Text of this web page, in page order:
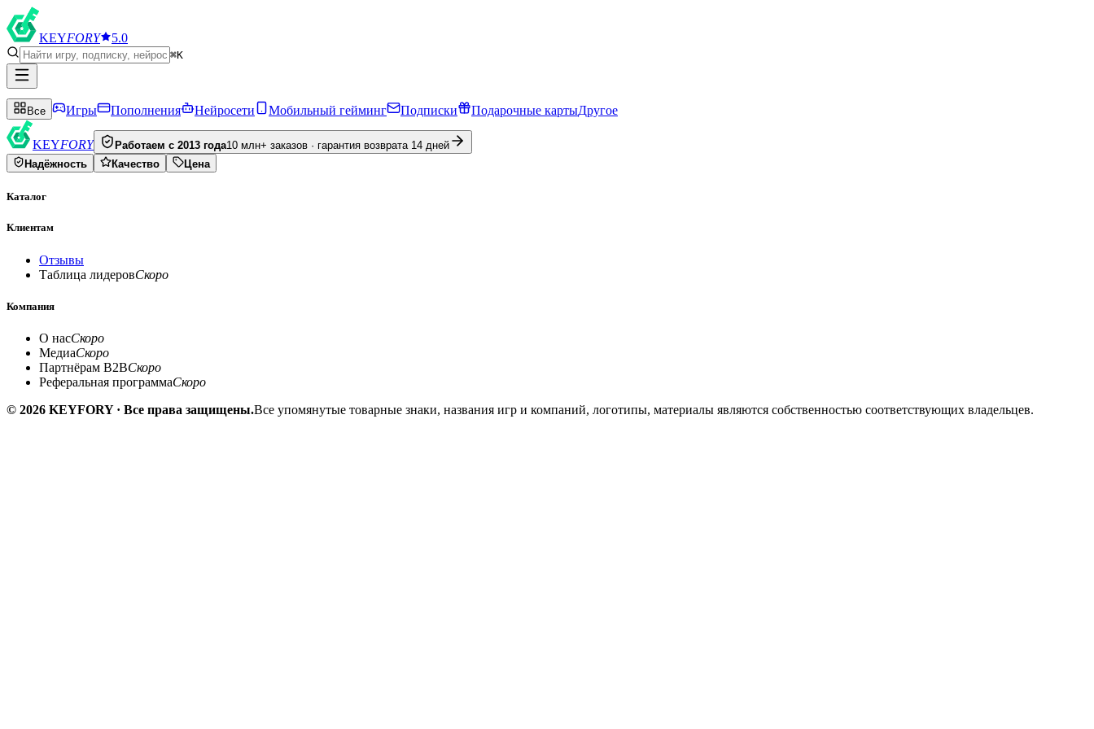
KEYFORY 5.0
⌘K
Все Игры Пополнения Нейросети Мобильный гейминг Подписки Подарочные картыДругое
KEYFORY Работаем с 2013 года10 млн+ заказов · гарантия возврата 14 дней
Надёжность
Качество Цена
Каталог
Клиентам
Отзывы
Таблица лидеровСкоро
Компания
О насСкоро
МедиаСкоро
Партнёрам B2BСкоро
Реферальная программаСкоро
© 2026 KEYFORY · Все права защищены.Все упомянутые товарные знаки, названия игр и компаний, логотипы, материалы являются собственностью соответствующих владельцев.